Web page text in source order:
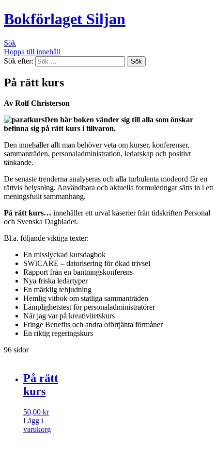
Bokförlaget Siljan
Sök
Hoppa till innehåll
Sök efter:
På rätt kurs
Av Rolf Christerson
Den här boken vänder sig till alla som önskar
befinna sig på rätt kurs i tillvaron.
Den innehåller allt man behöver veta om kurser, konferenser,
sammanträden, personaladministration, ledarskap och positivt
tänkande.
De senaste trenderna analyseras och alla turbulenta modeord får en
rättvis belysning. Användbara och aktuella formuleringar sätts in i ett
meningsfullt sammanhang.
På rätt kurs… innehåller ett urval kåserier från tidskriften Personal
och Svenska Dagbladet.
Bl.a. följande viktiga texter:
En misslyckad kursdagbok
SWICARE – datorisering för ökad trivsel
Rapport från en bantningskonferens
Nya friska ledartyper
En märklig tebjudning
Hemlig vitbok om statliga sammanträden
Lämplighetstest för personaladministratörer
När jag var på kreativitetskurs
Fringe Benefits och andra oförtjänta förmåner
En riktig regeringskurs
96 sidor
På rätt
kurs
50,00 kr
Lägg i
varukorg